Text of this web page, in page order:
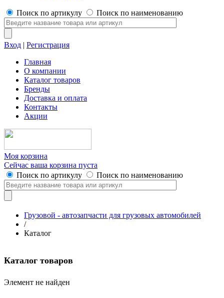
Поиск по артикулу Поиск по наименованию
Вход | Регистрация
Главная
О компании
Каталог товаров
Бренды
Доставка и оплата
Контакты
Акции
Моя корзина
Сейчас ваша корзина пуста
Поиск по артикулу
Поиск по наименованию
Грузовой - автозапчасти для грузовых автомобилей
/
Каталог
Каталог товаров
Элемент не найден